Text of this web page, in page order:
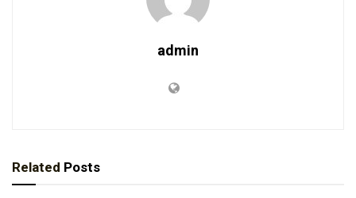
admin
Related Posts